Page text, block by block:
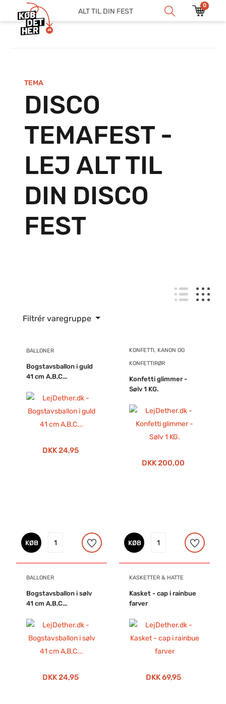
ALT TIL DIN FEST
0
TEMA
DISCO
TEMAFEST -
LEJ ALT TIL
DIN DISCO
FEST
Filtrér varegruppe
BALLONER
Bogstavsballon i guld
41 cm A,B,C...
DKK 24,95
KØB
KONFETTI, KANON OG
KONFETTIRØR
Konfetti glimmer -
Sølv 1 KG.
DKK 200,00
KØB
BALLONER
Bogstavsballon i sølv
41 cm A,B,C...
DKK 24,95
KASKETTER & HATTE
Kasket - cap i rainbue
farver
DKK 69,95